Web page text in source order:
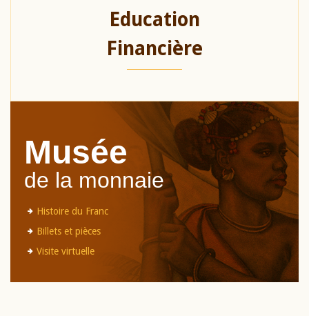
Education
Financière
Musée
de la monnaie
Histoire du Franc
Billets et pièces
Visite virtuelle